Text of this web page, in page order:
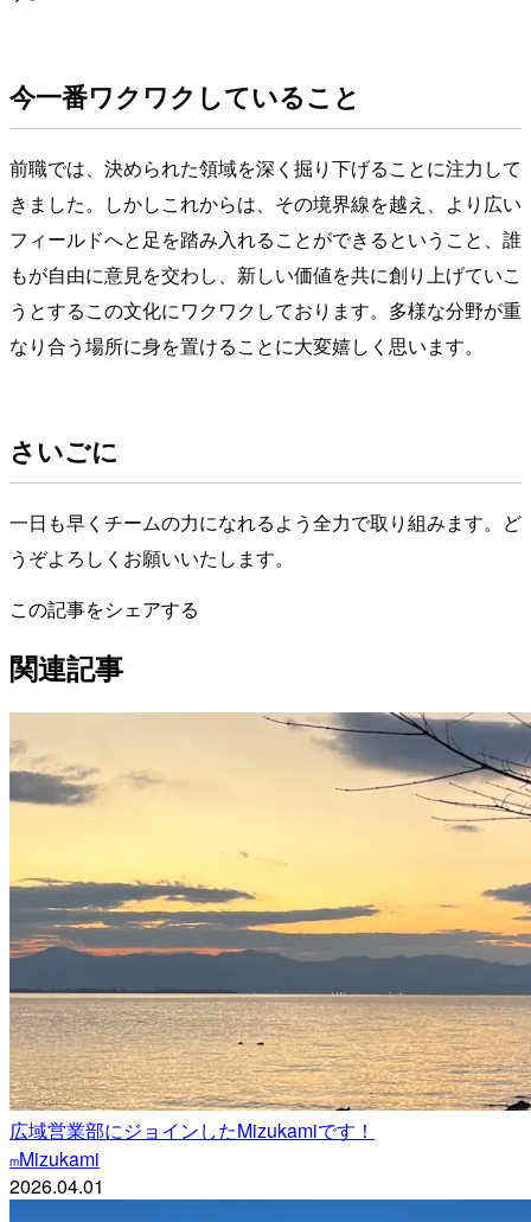
今一番ワクワクしていること
前職では、決められた領域を深く掘り下げることに注力して
きました。しかしこれからは、その境界線を越え、より広い
フィールドへと足を踏み入れることができるということ、誰
もが自由に意見を交わし、新しい価値を共に創り上げていこ
うとするこの文化にワクワクしております。多様な分野が重
なり合う場所に身を置けることに大変嬉しく思います。
さいごに
一日も早くチームの力になれるよう全力で取り組みます。ど
うぞよろしくお願いいたします。
この記事をシェアする
関連記事
広域営業部にジョインしたMizukamiです！
mMizukami
2026.04.01